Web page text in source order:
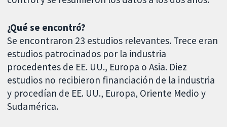
¿Qué se encontró?
Se encontraron 23 estudios relevantes. Trece eran
estudios patrocinados por la industria
procedentes de EE. UU., Europa o Asia. Diez
estudios no recibieron financiación de la industria
y procedían de EE. UU., Europa, Oriente Medio y
Sudamérica.